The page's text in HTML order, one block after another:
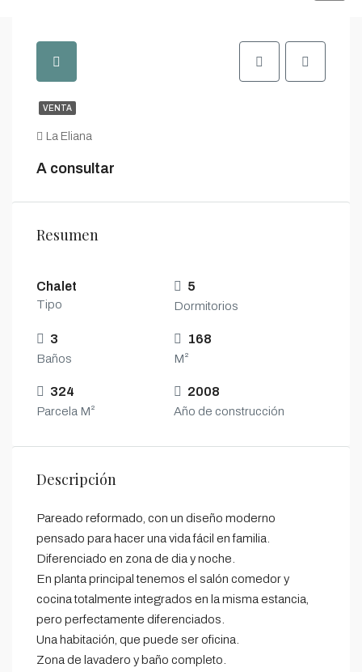
VENTA
La Eliana
A consultar
Resumen
Chalet
Tipo
5
Dormitorios
3
Baños
168
M²
324
Parcela M²
2008
Año de construcción
Descripción
Pareado reformado, con un diseño moderno
pensado para hacer una vida fácil en familia.
Diferenciado en zona de dia y noche.
En planta principal tenemos el salón comedor y
cocina totalmente integrados en la misma estancia,
pero perfectamente diferenciados.
Una habitación, que puede ser oficina.
Zona de lavadero y baño completo.